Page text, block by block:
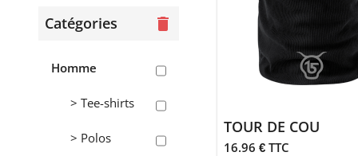
Catégories delete
Homme
> Tee-shirts
> Polos
TOUR DE COU
16.96 € TTC